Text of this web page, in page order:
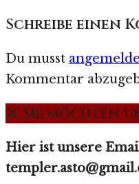
Schreibe einen
Du musst
Kommentar
⚔️ Sie möchten
Hier ist unsere